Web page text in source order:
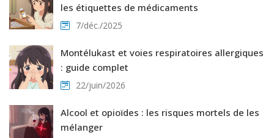
les étiquettes de médicaments
7/déc./2025
Montélukast et voies respiratoires allergiques
: guide complet
22/juin/2026
Alcool et opioïdes : les risques mortels de les
mélanger